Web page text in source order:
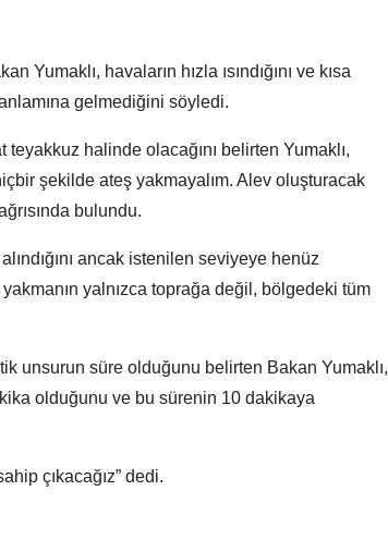
Yumaklı, havaların hızla ısındığını ve kısa
gelmediğini söyledi.
halinde olacağını belirten Yumaklı,
şekilde ateş yakmayalım. Alev oluşturacak
bulundu.
ancak istenilen seviyeye henüz
yakmanın yalnızca toprağa değil, bölgedeki tüm
unsurun süre olduğunu belirten Bakan Yumaklı,
olduğunu ve bu sürenin 10 dakikaya
çıkacağız” dedi.